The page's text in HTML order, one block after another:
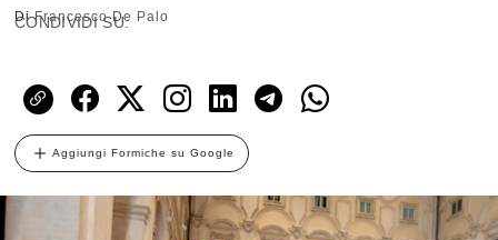
DiFrancesco De Palo
CONDIVIDI SU:
Aggiungi Formiche su Google